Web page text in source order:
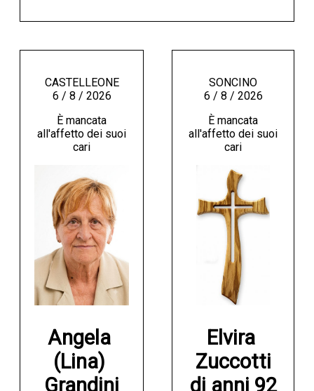
CASTELLEONE
6 / 8 / 2026
È mancata
all'affetto dei suoi
cari
Angela
(Lina)
Grandini
SONCINO
6 / 8 / 2026
È mancata
all'affetto dei suoi
cari
Elvira
Zuccotti
di anni 92